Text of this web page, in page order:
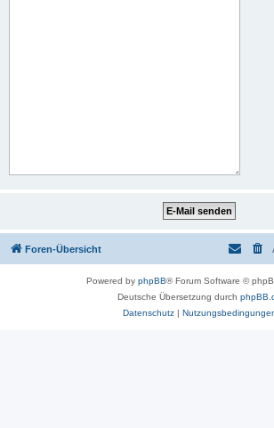
Foren-Übersicht
Powered by phpBB® Forum Software ©
Deutsche Übersetzung durch
Datenschutz|